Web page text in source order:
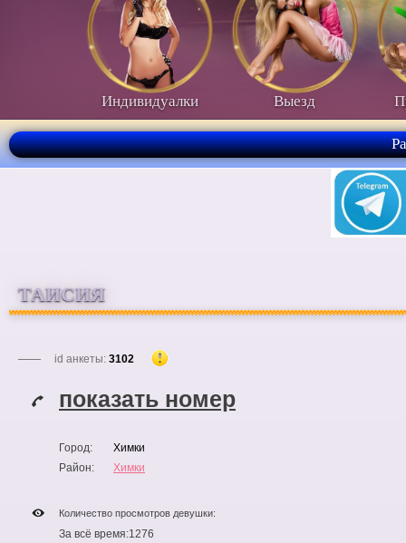
Индивидуалки Выезд
ТАИСИЯ
id анкеты: 3102
показать номер
Город:
Химки
Район:
Химки
Количество просмотров девушки:
За всё время:1276